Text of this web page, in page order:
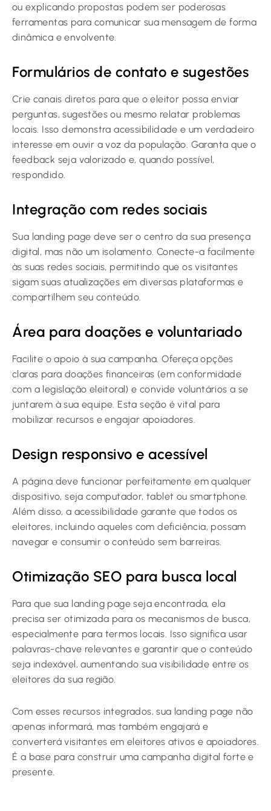
ou explicando propostas podem ser poderosas
ferramentas para comunicar sua mensagem de forma
dinâmica e envolvente.
Formulários de contato e sugestões
Crie canais diretos para que o eleitor possa enviar
perguntas, sugestões ou mesmo relatar problemas
locais. Isso demonstra acessibilidade e um verdadeiro
interesse em ouvir a voz da população. Garanta que o
feedback seja valorizado e, quando possível,
respondido.
Integração com redes sociais
Sua landing page deve ser o centro da sua presença
digital, mas não um isolamento. Conecte-a facilmente
às suas redes sociais, permitindo que os visitantes
sigam suas atualizações em diversas plataformas e
compartilhem seu conteúdo.
Área para doações e voluntariado
Facilite o apoio à sua campanha. Ofereça opções
claras para doações financeiras (em conformidade
com a legislação eleitoral) e convide voluntários a se
juntarem à sua equipe. Esta seção é vital para
mobilizar recursos e engajar apoiadores.
Design responsivo e acessível
A página deve funcionar perfeitamente em qualquer
dispositivo, seja computador, tablet ou smartphone.
Além disso, a acessibilidade garante que todos os
eleitores, incluindo aqueles com deficiência, possam
navegar e consumir o conteúdo sem barreiras.
Otimização SEO para busca local
Para que sua landing page seja encontrada, ela
precisa ser otimizada para os mecanismos de busca,
especialmente para termos locais. Isso significa usar
palavras-chave relevantes e garantir que o conteúdo
seja indexável, aumentando sua visibilidade entre os
eleitores da sua região.
Com esses recursos integrados, sua landing page não
apenas informará, mas também engajará e
converterá visitantes em eleitores ativos e apoiadores.
É a base para construir uma campanha digital forte e
presente.